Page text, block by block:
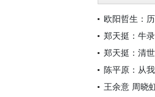
郑天挺：清
陈平原：从